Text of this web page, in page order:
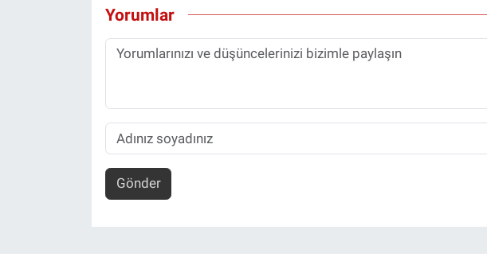
Yorumlar
Gönder